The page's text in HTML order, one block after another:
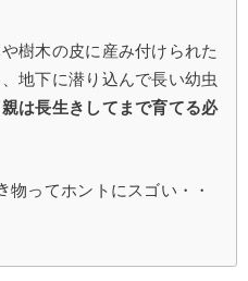
樹木の皮に産み付けられた
地下に潜り込んで長い幼虫
親は長生きしてまで育てる必
物ってホントにスゴい・・